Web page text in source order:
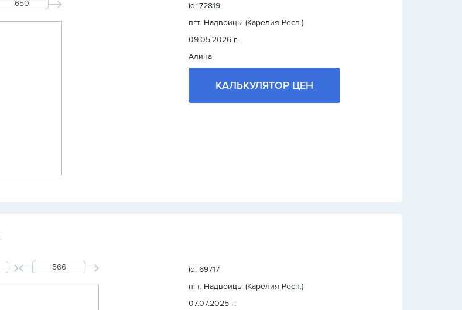
id: 72819
пгт. Надвоицы (Карелия Респ.)
09.05.2026 г.
Алина
КАЛЬКУЛЯТОР ЦЕН
id: 69717
пгт. Надвоицы (Карелия Респ.)
07.07.2025 г.